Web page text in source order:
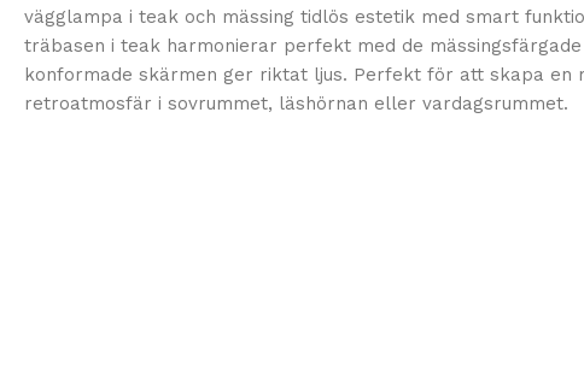
vägglampa i teak och mässing tidlös estetik med smart
träbasen i teak harmonierar perfekt med de
konformade skärmen ger riktat ljus. Perfekt för att skapa en
retroatmosfär i sovrummet, läshörnan eller vardagsrummet.